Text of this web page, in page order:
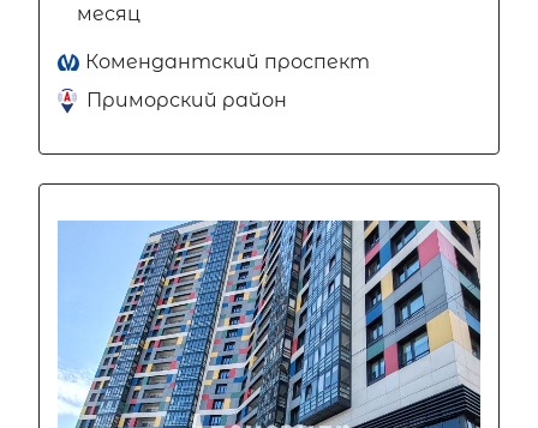
месяц
Комендантский проспект
Приморский район